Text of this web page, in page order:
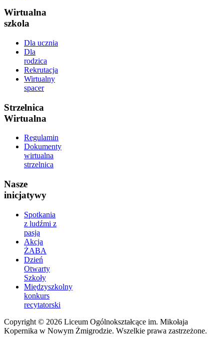
Wirtualna
szkola
Dla ucznia
Dla
rodzica
Rekrutacja
Wirtualny
spacer
Strzelnica
Wirtualna
Regulamin
Dokumenty
wirtualna
strzelnica
Nasze
inicjatywy
Spotkania
z ludźmi z
pasją
Akcja
ŻABA
Dzień
Otwarty
Szkoły
Międzyszkolny
konkurs
recytatorski
Copyright © 2026 Liceum Ogólnokształcące im. Mikołaja
Kopernika w Nowym Żmigrodzie. Wszelkie prawa zastrzeżone.